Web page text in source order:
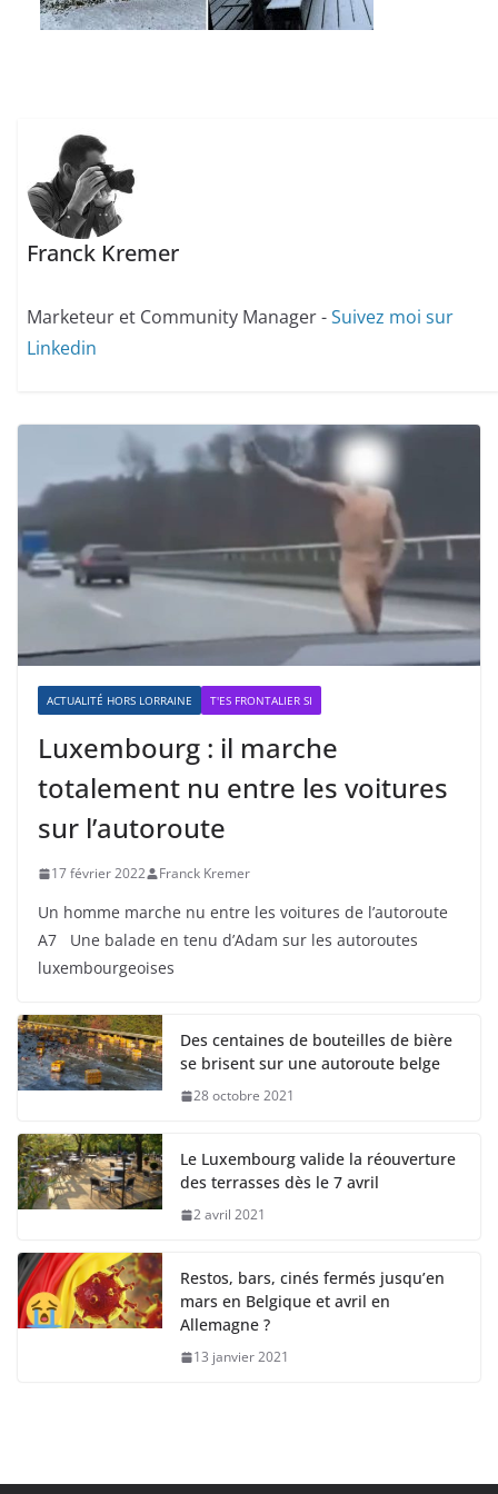
Franck Kremer
Marketeur et Community Manager -Suivez moi sur
Linkedin
ACTUALITÉ HORS LORRAINE T'ES FRONTALIER SI
Luxembourg : il marche
totalement nu entre les voitures
sur l’autoroute
17 février 2022 Franck Kremer
Un homme marche nu entre les voitures de l’autoroute
A7 Une balade en tenu d’Adam sur les autoroutes
luxembourgeoises
Des centaines de bouteilles de bière
se brisent sur une autoroute belge
28 octobre 2021
Le Luxembourg valide la réouverture
des terrasses dès le 7 avril
2 avril 2021
Restos, bars, cinés fermés jusqu’en
mars en Belgique et avril en
Allemagne ?
13 janvier 2021